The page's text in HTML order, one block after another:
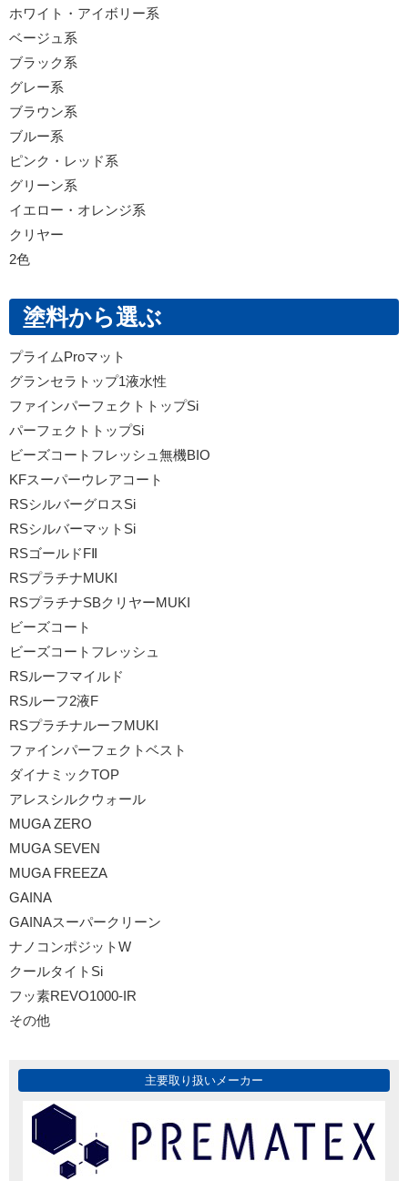
ホワイト・アイボリー系
ベージュ系
ブラック系
グレー系
ブラウン系
ブルー系
ピンク・レッド系
グリーン系
イエロー・オレンジ系
クリヤー
2色
塗料から選ぶ
プライムProマット
グランセラトップ1液水性
ファインパーフェクトトップSi
パーフェクトトップSi
ビーズコートフレッシュ無機BIO
KFスーパーウレアコート
RSシルバーグロスSi
RSシルバーマットSi
RSゴールドFⅡ
RSプラチナMUKI
RSプラチナSBクリヤーMUKI
ビーズコート
ビーズコートフレッシュ
RSルーフマイルド
RSルーフ2液F
RSプラチナルーフMUKI
ファインパーフェクトベスト
ダイナミックTOP
アレスシルクウォール
MUGA ZERO
MUGA SEVEN
MUGA FREEZA
GAINA
GAINAスーパークリーン
ナノコンポジットW
クールタイトSi
フッ素REVO1000-IR
その他
主要取り扱いメーカー